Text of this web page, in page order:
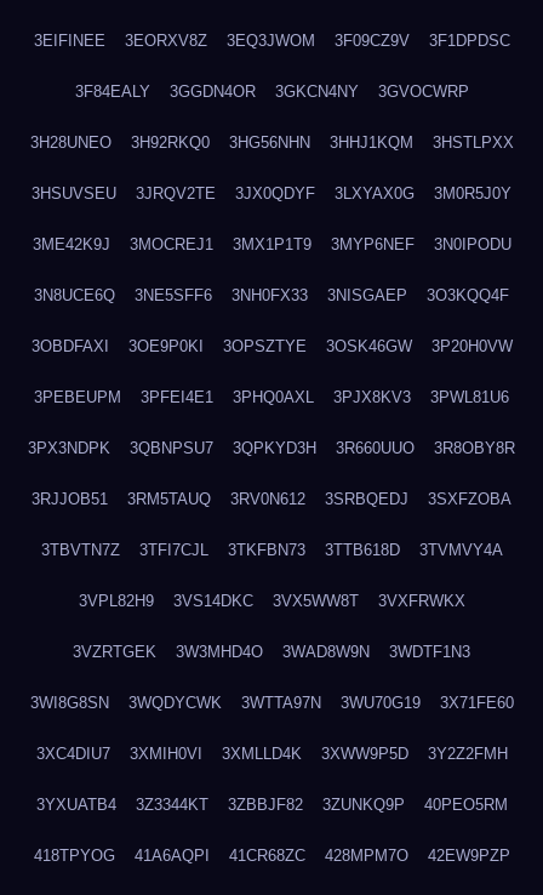
3EIFINEE 3EORXV8Z 3EQ3JWOM 3F09CZ9V 3F1DPDSC
3F84EALY 3GGDN4OR 3GKCN4NY 3GVOCWRP
3H28UNEO 3H92RKQ0 3HG56NHN 3HHJ1KQM 3HSTLPXX
3HSUVSEU 3JRQV2TE 3JX0QDYF 3LXYAX0G 3M0R5J0Y
3ME42K9J 3MOCREJ1 3MX1P1T9 3MYP6NEF 3N0IPODU
3N8UCE6Q 3NE5SFF6 3NH0FX33 3NISGAEP 3O3KQQ4F
3OBDFAXI 3OE9P0KI 3OPSZTYE 3OSK46GW 3P20H0VW
3PEBEUPM 3PFEI4E1 3PHQ0AXL 3PJX8KV3 3PWL81U6
3PX3NDPK 3QBNPSU7 3QPKYD3H 3R660UUO 3R8OBY8R
3RJJOB51 3RM5TAUQ 3RV0N612 3SRBQEDJ 3SXFZOBA
3TBVTN7Z 3TFI7CJL 3TKFBN73 3TTB618D 3TVMVY4A
3VPL82H9 3VS14DKC 3VX5WW8T 3VXFRWKX
3VZRTGEK 3W3MHD4O 3WAD8W9N 3WDTF1N3
3WI8G8SN 3WQDYCWK 3WTTA97N 3WU70G19 3X71FE60
3XC4DIU7 3XMIH0VI 3XMLLD4K 3XWW9P5D 3Y2Z2FMH
3YXUATB4 3Z3344KT 3ZBBJF82 3ZUNKQ9P 40PEO5RM
418TPYOG 41A6AQPI 41CR68ZC 428MPM7O 42EW9PZP